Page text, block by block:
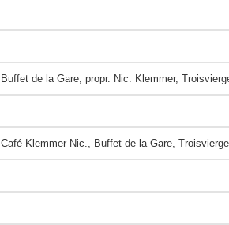
Buffet de la Gare, propr. Nic. Klemmer,
Café Klemmer Nic., Buffet de la Gare,